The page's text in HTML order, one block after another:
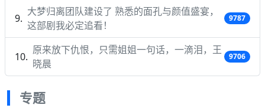
大梦归离团队建设了 熟悉的面孔与颜值盛宴，
这部剧我必定追看！
9787
原来放下仇恨，只需姐姐一句话，一滴泪，王
晓晨
9706
专题